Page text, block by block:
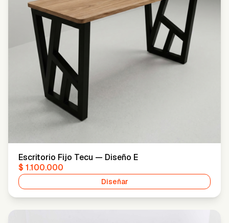
Escritorio Fijo Tecu — Diseño E
$ 1.100.000
Diseñar